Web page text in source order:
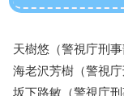
天樹悠（警視庁刑
海老沢芳樹（警視
坂下路敏（警視庁